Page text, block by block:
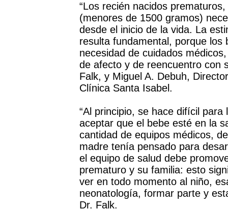
“Los recién nacidos
(menores de 1500 gramos)
desde el inicio de la vida. La
resulta fundamental, porque
necesidad de cuidados
de afecto y de reencuentro con
Falk, y Miguel A. Debuh,
Clínica Santa Isabel.
“Al principio, se hace difícil
aceptar que el bebe esté en la
cantidad de equipos médicos,
madre tenía pensado para
el equipo de salud debe
prematuro y su familia: esto
ver en todo momento al niño,
neonatología, formar parte y
Dr. Falk.